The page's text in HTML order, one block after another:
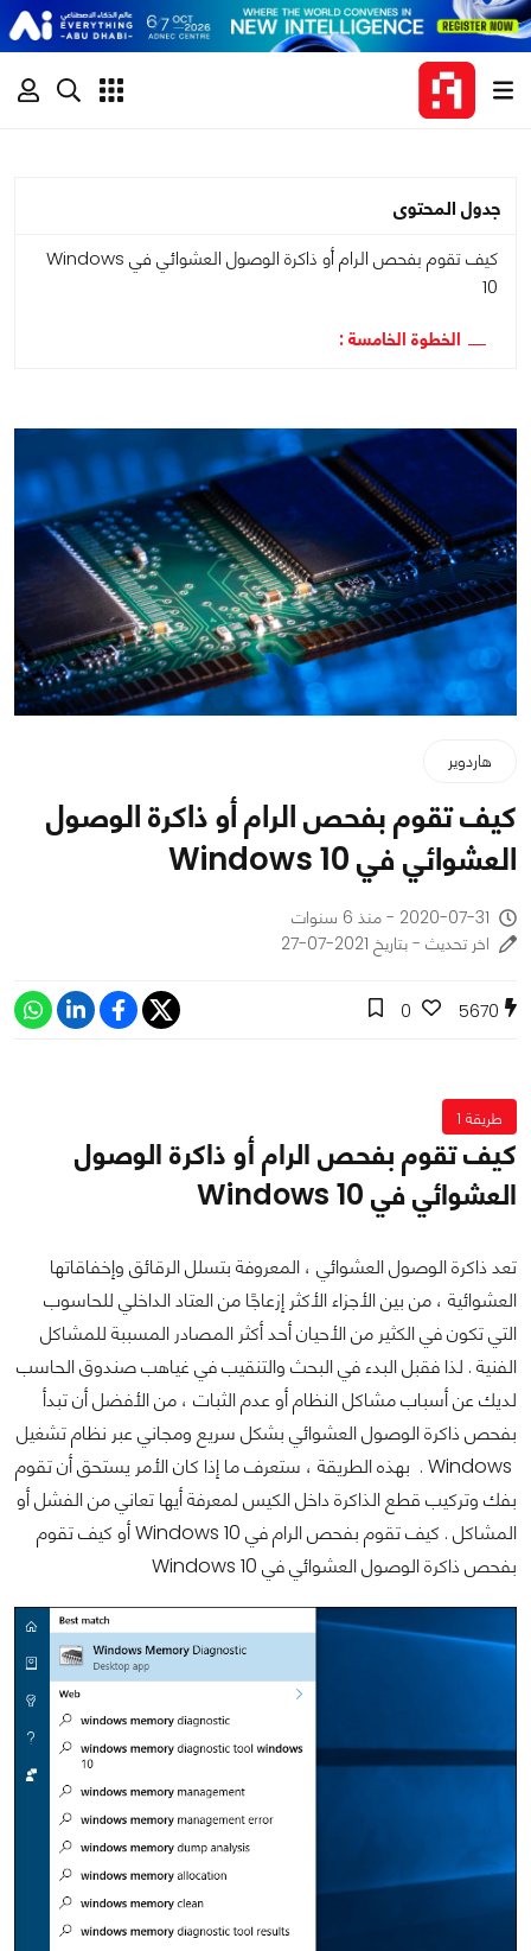
جدول المحتوى
كيف تقوم بفحص الرام أو ذاكرة الوصول العشوائي في Windows
10
الخطوة الخامسة :
هاردوير
كيف تقوم بفحص الرام أو ذاكرة الوصول
العشوائي في Windows 10
2020-07-31 - منذ 6 سنوات
اخر تحديث - بتاريخ 2021-07-27
5670
0
طريقة 1
كيف تقوم بفحص الرام أو ذاكرة الوصول
العشوائي في Windows 10
تعد ذاكرة الوصول العشوائي ، المعروفة بتسلل الرقائق وإخفاقاتها
العشوائية ، من بين الأجزاء الأكثر إزعاجًا من العتاد الداخلي للحاسوب
التي تكون في الكثير من الأحيان أحد أكثر المصادر المسببة للمشاكل
الفنية . لذا فقبل البدء في البحث والتنقيب في غياهب صندوق الحاسب
لديك عن أسباب مشاكل النظام أو عدم الثبات ، من الأفضل أن تبدأ
بفحص ذاكرة الوصول العشوائي بشكل سريع ومجاني عبر نظام تشغيل
Windows . بهذه الطريقة ، ستعرف ما إذا كان الأمر يستحق أن تقوم
بفك وتركيب قطع الذاكرة داخل الكيس لمعرفة أيها تعاني من الفشل أو
المشاكل . كيف تقوم بفحص الرام في Windows 10 أو كيف تقوم
بفحص ذاكرة الوصول العشوائي في Windows 10